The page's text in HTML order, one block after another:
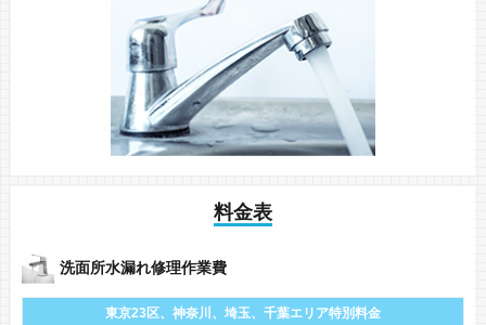
料金表
洗面所水漏れ修理作業費
東京23区、神奈川、 埼玉、千葉エリア特別料金